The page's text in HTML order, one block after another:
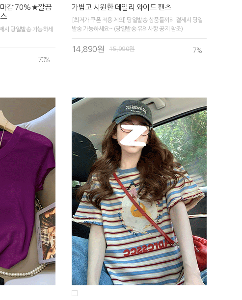
마감 70%★깔끔
시 당일발송 가능하세
70%
가볍고 시원한 데일리 와이드 팬츠
[최저가 쿠폰 적용 제외] 당일발송 상품들끼리 결제시 당일
발송 가능하세요~ (당일발송 유의사항 공지 참조)
14,890원 15,990원 7%